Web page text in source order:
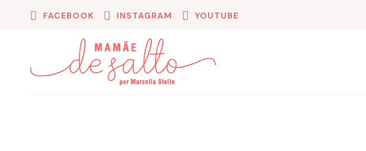
FACEBOOK INSTAGRAM YOUTUBE